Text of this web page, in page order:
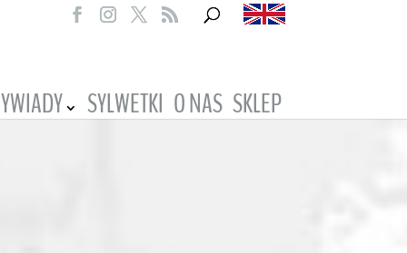
SYLWETKI O NAS SKLEP